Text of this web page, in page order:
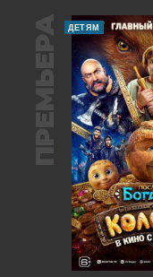
ПРЕМЬЕРА ДЕТЯМ